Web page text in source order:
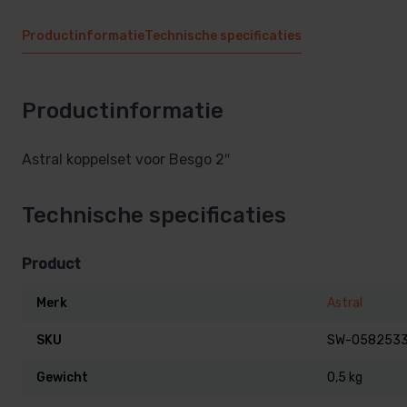
ProductinformatieTechnische specificaties
Productinformatie
Astral koppelset voor Besgo 2″
Technische specificaties
Product
Merk Astral
SKU SW-
Gewicht 0,5 kg